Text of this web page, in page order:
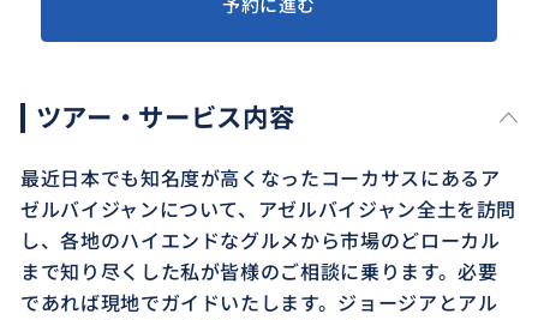
予約に進む
ツアー・サービス内容
最近日本でも知名度が高くなったコーカサスにあるア
ゼルバイジャンについて、アゼルバイジャン全土を訪問
し、各地のハイエンドなグルメから市場のどローカル
まで知り尽くした私が皆様のご相談に乗ります。必要
であれば現地でガイドいたします。ジョージアとアル